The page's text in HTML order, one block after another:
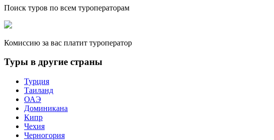
Поиск туров по всем туроператорам
Комиссию за вас платит туроператор
Туры в другие страны
Турция
Таиланд
ОАЭ
Доминикана
Кипр
Чехия
Черногория